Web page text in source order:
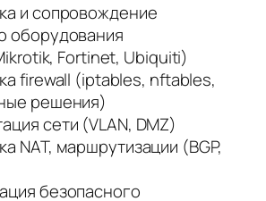
и сопровождение
оборудования
Fortinet, Ubiquiti)
firewall (iptables, nftables,
решения)
сети (VLAN, DMZ)
NAT, маршрутизации (BGP,
безопасного